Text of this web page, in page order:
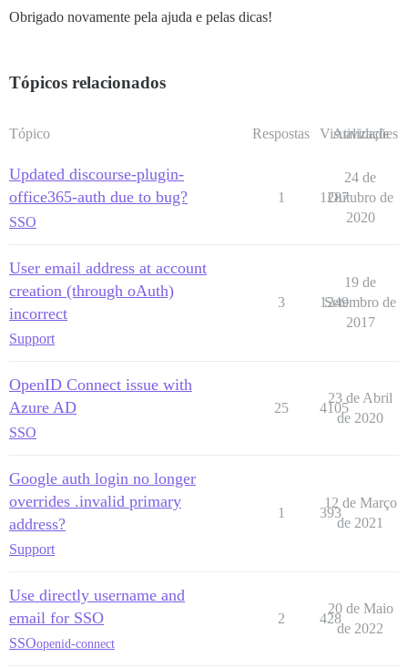
Obrigado novamente pela ajuda e pelas dicas!
Tópicos relacionados
Tópico Respostas Visualizações
Atividade
Updated discourse-plugin-
office365-auth due to bug?
SSO
1 1287
24 de
Outubro de
2020
User email address at account
creation (through oAuth)
incorrect
Support
3 1249
19 de
Setembro de
2017
OpenID Connect issue with
Azure AD
SSO
25 4105
23 de Abril
de 2020
Google auth login no longer
overrides .invalid primary
address?
Support
1 393
12 de Março
de 2021
Use directly username and
email for SSO
SSOopenid-connect
2 428
20 de Maio
de 2022